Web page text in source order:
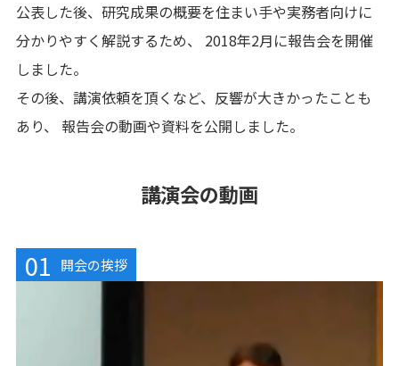
公表した後、研究成果の概要を住まい手や実務者向けに
分かりやすく解説するため、 2018年2月に報告会を開催
しました。
その後、講演依頼を頂くなど、反響が大きかったことも
あり、 報告会の動画や資料を公開しました。
講演会の動画
01 開会の挨拶